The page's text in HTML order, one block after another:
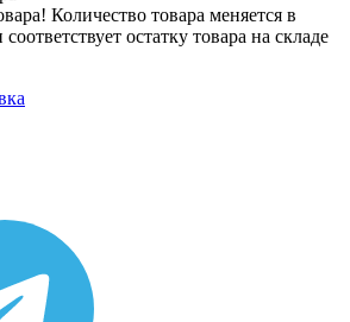
Количество товара меняется в
остатку товара на складе